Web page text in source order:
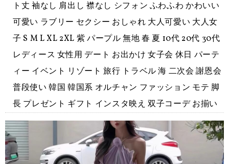
ト丈 袖なし 肩出し 襟なし シフォン ふわふわ かわいい
可愛い ラブリー セクシー おしゃれ 大人可愛い 大人女
子 S M L XL 2XL 紫 パープル 無地 春 夏 10代 20代 30代
レディース 女性用 デート お出かけ 女子会 休日 パーテ
ィー イベント リゾート 旅行 トラベル 海 二次会 謝恩会
普段使い 韓国 韓国系 オルチャン ファッション モテ 脚
長 プレゼント ギフト インスタ映え 双子コーデ お揃い